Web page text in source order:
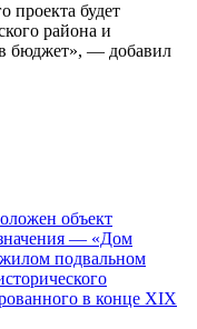
проекта будет
района и
бюджет», — добавил
объект
значения — «Дом
подвальном
в конце XIX